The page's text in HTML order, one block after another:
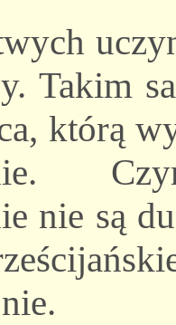
Takim
którą
nie są